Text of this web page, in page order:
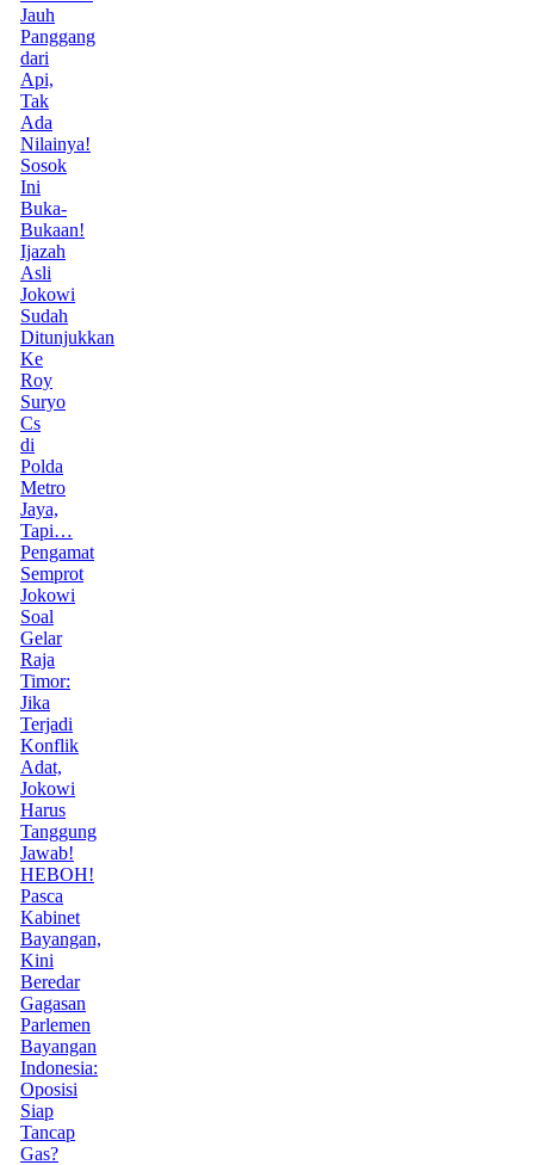
Jauh
Panggang
dari
Api,
Tak
Ada
Nilainya!
Sosok
Ini
Buka-
Bukaan!
Ijazah
Asli
Jokowi
Sudah
Ditunjukkan
Ke
Roy
Suryo
Cs
di
Polda
Metro
Jaya,
Tapi…
Pengamat
Semprot
Jokowi
Soal
Gelar
Raja
Timor:
Jika
Terjadi
Konflik
Adat,
Jokowi
Harus
Tanggung
Jawab!
HEBOH!
Pasca
Kabinet
Bayangan,
Kini
Beredar
Gagasan
Parlemen
Bayangan
Indonesia:
Oposisi
Siap
Tancap
Gas?